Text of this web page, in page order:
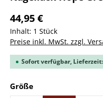
44,95 €
Inhalt: 1 Stück
Preise inkl. MwSt. zzgl.
Sofort verfügbar,
Größeauswählen